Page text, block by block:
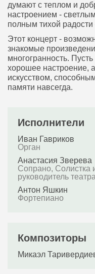
думают с теплом и
настроением -
полным тихой
Этот концерт -
знакомые
многогранность.
хорошее настроение,
искусством,
памяти навсегда.
Исполнители
Иван Гавриков
Орган
Анастасия Зверева
Сопрано, Солистка
руководитель
Антон Яшкин
Фортепиано
Композиторы
Микаэл